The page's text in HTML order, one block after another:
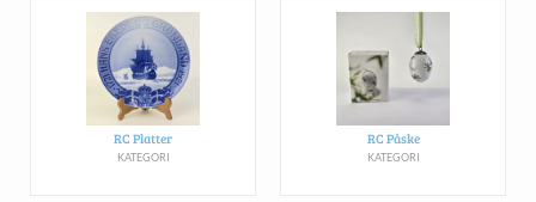
RC Platter
KATEGORI
RC Påske
KATEGORI